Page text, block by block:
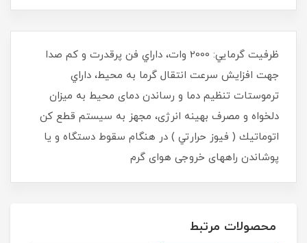
ظرفيت گرمايي: 2000 وات، داراي فن پرقدرت و كم صدا
جهت افزايش سرعت انتقال گرما به محيط، داراي
ترموستات تنظيم دما و رساندن دمای محیط به میزان
دلخواه و مصرف بهینه انرژی، مجهز به سيستم قطع كن
اتوماتيك ( فيوز حرارتي ) در هنگام سقوط دستگاه و یا
پوشاندن راههای خروجی هوای گرم
محصولات مرتبط